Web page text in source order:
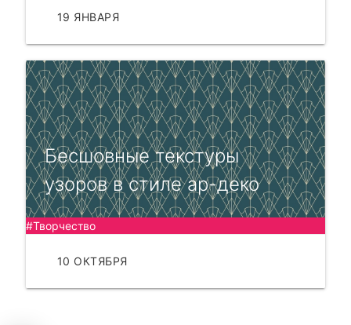
19 ЯНВАРЯ
Бесшовные текстуры
узоров в стиле ар-деко
#Творчество
10 ОКТЯБРЯ